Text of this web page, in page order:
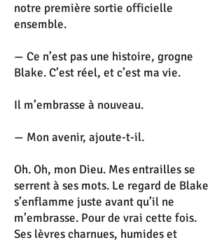
notre première sortie officielle
ensemble.
— Ce n’est pas une histoire, grogne
Blake. C’est réel, et c’est ma vie.
Il m’embrasse à nouveau.
— Mon avenir, ajoute-t-il.
Oh. Oh, mon Dieu. Mes entrailles se
serrent à ses mots. Le regard de Blake
s’enflamme juste avant qu’il ne
m’embrasse. Pour de vrai cette fois.
Ses lèvres charnues, humides et